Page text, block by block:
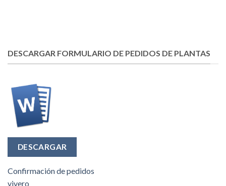
DESCARGAR FORMULARIO DE PEDIDOS DE PLANTAS
DESCARGAR
Confirmación de pedidos
vivero